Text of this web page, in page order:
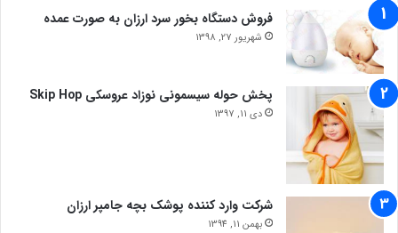
فروش دستگاه بخور سرد ارزان به صورت عمده
شهریور 27, 1398
پخش حوله سیسمونی نوزاد عروسکی Skip Hop
دی 11, 1397
شرکت وارد کننده پوشک بچه جامپر ارزان
بهمن 11, 1394